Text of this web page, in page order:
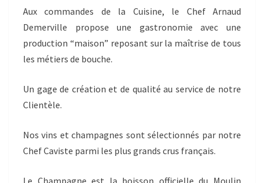
Aux commandes de la Cuisine, le Chef Arnaud
Demerville propose une gastronomie avec une
production “maison” reposant sur la maîtrise de tous
les métiers de bouche.
Un gage de création et de qualité au service de notre
Clientèle.
Nos vins et champagnes sont sélectionnés par notre
Chef Caviste parmi les plus grands crus français.